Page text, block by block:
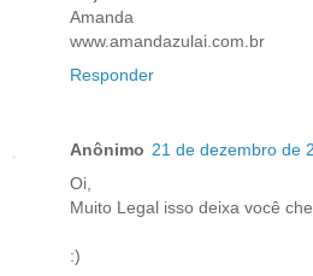
Amanda
www.amandazulai.com.br
Responder
Anônimo 21 de dezembro de
Oi,
Muito Legal isso deixa você
:)